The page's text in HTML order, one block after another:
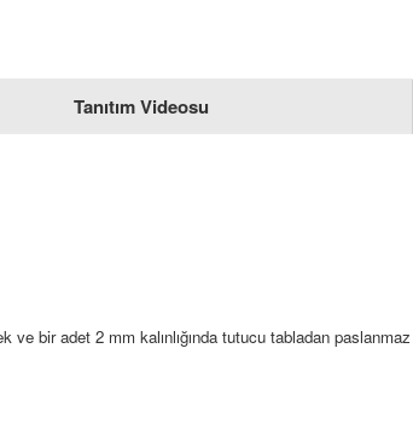
Tanıtım Videosu
bir adet 2 mm kalınlığında tutucu tabladan